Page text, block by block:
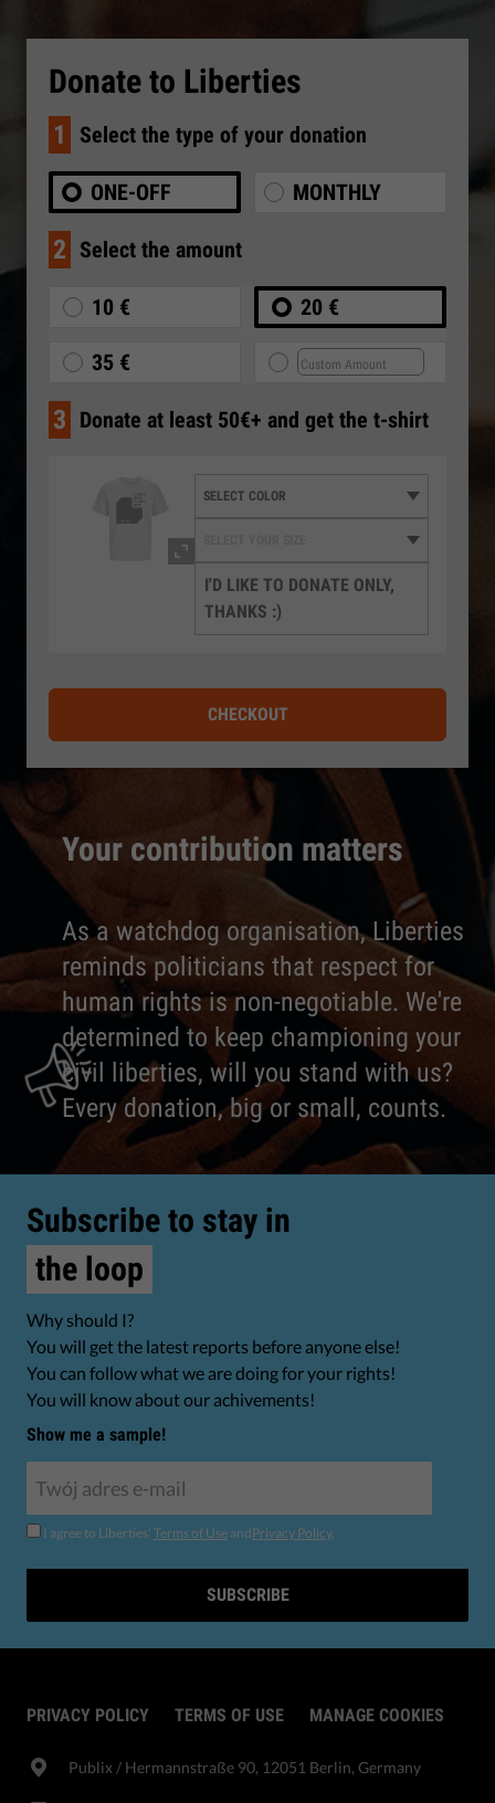
Your contribution matters
As a watchdog organisation, Liberties
reminds politicians that respect for
human rights is non-negotiable. We're
determined to keep championing your
civil liberties, will you stand with us?
Every donation, big or small, counts.
Donate to Liberties
1 Select the type of your donation
ONE-OFF MONTHLY
2 Select the amount
10 € 20 €
35 €
3 Donate at least 50€+ and get the t-shirt
I'D LIKE TO DONATE ONLY,
THANKS :)
CHECKOUT
Subscribe to stay in
the loop
Why should I?
You will get the latest reports before anyone else!
You can follow what we are doing for your rights!
You will know about our achivements!
Show me a sample!
I agree to Liberties' Terms of Use andPrivacy Policy.
SUBSCRIBE
PRIVACY POLICY TERMS OF USE MANAGE COOKIES
Publix​ / Hermannstraße 90, 12051 Berlin, Germany